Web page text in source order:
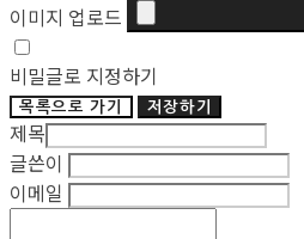
이미지 업로드
비밀글로 지정하기
목록으로 가기 저장하기
제목
글쓴이
이메일